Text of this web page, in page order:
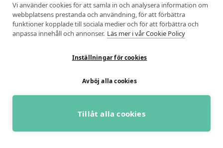
Vi använder cookies för att samla in och analysera information om
webbplatsens prestanda och användning, för att förbättra
funktioner kopplade till sociala medier och för att förbättra och
anpassa innehåll och annonser. Läs mer i vår Cookie Policy
Inställningar för cookies
Avböj alla cookies
Tillåt alla cookies
Blodanalys
HB Analys
Långtids-EKG
Tröskeltest skidor
AUTOGIRO
© 2026